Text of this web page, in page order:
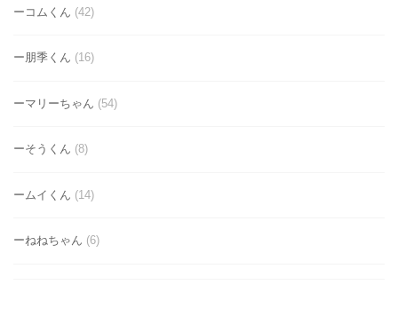
ーコムくん (42)
ー朋季くん (16)
ーマリーちゃん (54)
ーそうくん (8)
ームイくん (14)
ーねねちゃん (6)